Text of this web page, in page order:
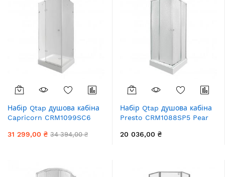
Набір Qtap душова кабіна
Capricorn CRM1099SC6
піддон Tern 309912C
31 299,00 ₴ 34 394,00 ₴
Набір Qtap душова кабіна
Presto CRM1088SP5 Pear
Tern 308812C 80x80x12 см
20 036,00 ₴